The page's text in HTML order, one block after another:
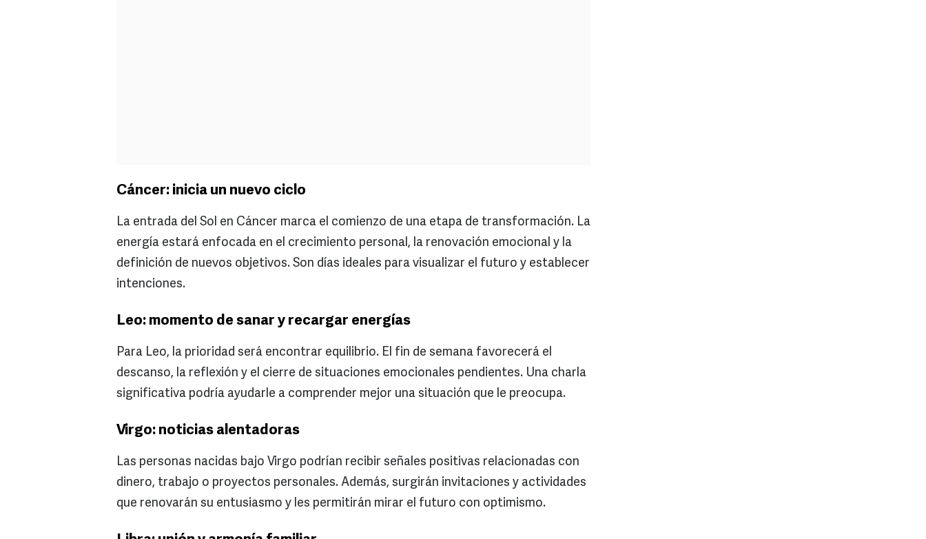
Cáncer: inicia un nuevo ciclo
La entrada del Sol en Cáncer marca el comienzo de una etapa de transformación. La
energía estará enfocada en el crecimiento personal, la renovación emocional y la
definición de nuevos objetivos. Son días ideales para visualizar el futuro y establecer
intenciones.
Leo: momento de sanar y recargar energías
Para Leo, la prioridad será encontrar equilibrio. El fin de semana favorecerá el
descanso, la reflexión y el cierre de situaciones emocionales pendientes. Una charla
significativa podría ayudarle a comprender mejor una situación que le preocupa.
Virgo: noticias alentadoras
Las personas nacidas bajo Virgo podrían recibir señales positivas relacionadas con
dinero, trabajo o proyectos personales. Además, surgirán invitaciones y actividades
que renovarán su entusiasmo y les permitirán mirar el futuro con optimismo.